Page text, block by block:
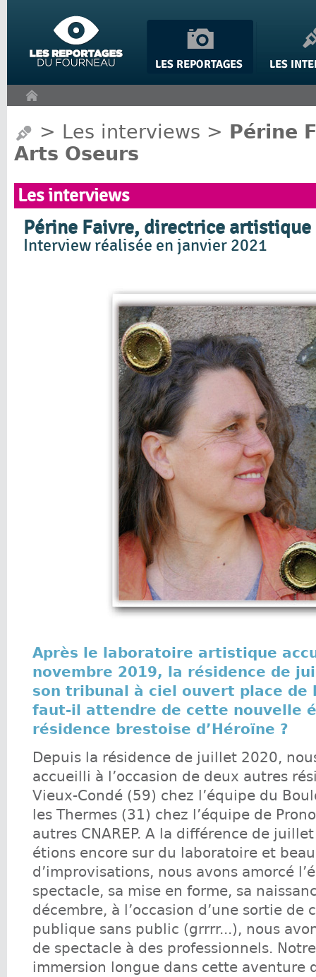
> Les interviews > Périne
Arts Oseurs
Les interviews
Périne Faivre, directrice artistique
Interview réalisée en janvier 2021
Après le laboratoire artistique
novembre 2019, la résidence de
son tribunal à ciel ouvert place de
faut-il attendre de cette nouvelle
résidence brestoise d’Héroïne ?
Depuis la résidence de juillet 2020,
accueilli à l’occasion de deux autres
Vieux-Condé (59) chez l’équipe du
les Thermes (31) chez l’équipe de
autres CNAREP. A la différence de
étions encore sur du laboratoire et
d’improvisations, nous avons amorcé
spectacle, sa mise en forme, sa
décembre, à l’occasion d’une sortie de
publique sans public (grrrr...), nous
de spectacle à des professionnels.
immersion longue dans cette aventure